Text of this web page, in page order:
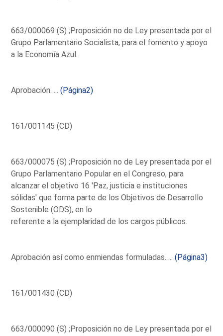
663/000069 (S) ;Proposición no de Ley presentada por el
Grupo Parlamentario Socialista, para el fomento y apoyo
a la Economía Azul.
Aprobación. ...(Página2)
161/001145 (CD)
663/000075 (S) ;Proposición no de Ley presentada por el
Grupo Parlamentario Popular en el Congreso, para
alcanzar el objetivo 16 'Paz, justicia e instituciones
sólidas' que forma parte de los Objetivos de Desarrollo
Sostenible (ODS), en lo
referente a la ejemplaridad de los cargos públicos.
Aprobación así como enmiendas formuladas. ...(Página3)
161/001430 (CD)
663/000090 (S) ;Proposición no de Ley presentada por el